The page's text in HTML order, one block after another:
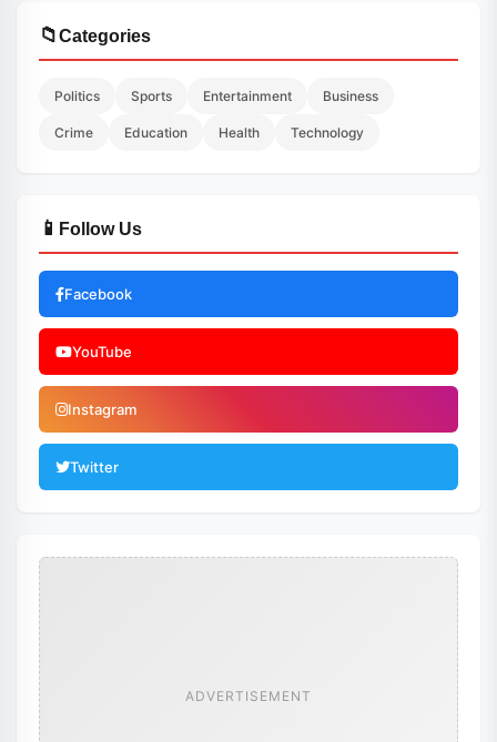
📁Categories
Politics Sports Entertainment Business
Crime Education Health Technology
📱 Follow Us
Facebook
YouTube
Instagram
Twitter
ADVERTISEMENT